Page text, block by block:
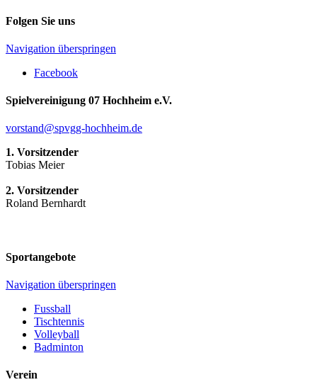
Folgen Sie uns
Navigation überspringen
Facebook
Spielvereinigung 07 Hochheim e.V.
vorstand@spvgg-hochheim.de
1. Vorsitzender
Tobias Meier
2. Vorsitzender
Roland Bernhardt
Sportangebote
Navigation überspringen
Fussball
Tischtennis
Volleyball
Badminton
Verein